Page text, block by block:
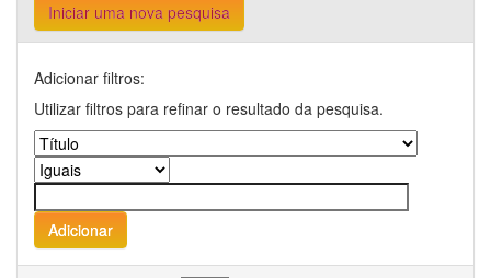
Iniciar uma nova pesquisa
Adicionar filtros:
Utilizar filtros para refinar o resultado da pesquisa.